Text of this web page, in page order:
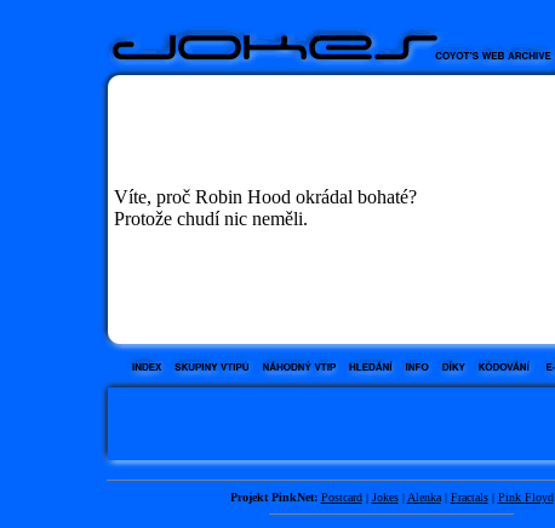
Víte, proč Robin Hood okrádal bohaté?
Protože chudí nic neměli.
Projekt PinkNet: Postcard| Jokes| Alenka| Fractals| Pink Floyd